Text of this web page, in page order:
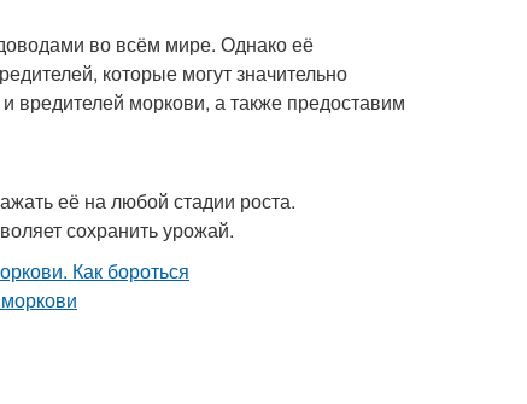
во всём мире. Однако её
которые могут значительно
вредителей моркови, а также предоставим
её на любой стадии роста.
сохранить урожай.